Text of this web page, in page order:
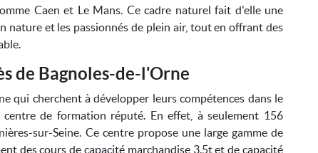
Caen et Le Mans. Ce cadre naturel fait d'elle une
nature et les passionnés de plein air, tout en offrant des
de Bagnoles-de-l'Orne
qui cherchent à développer leurs compétences dans le
de formation réputé. En effet, à seulement 156
sur-Seine. Ce centre propose une large gamme de
des cours de capacité marchandise 3.5t et de capacité